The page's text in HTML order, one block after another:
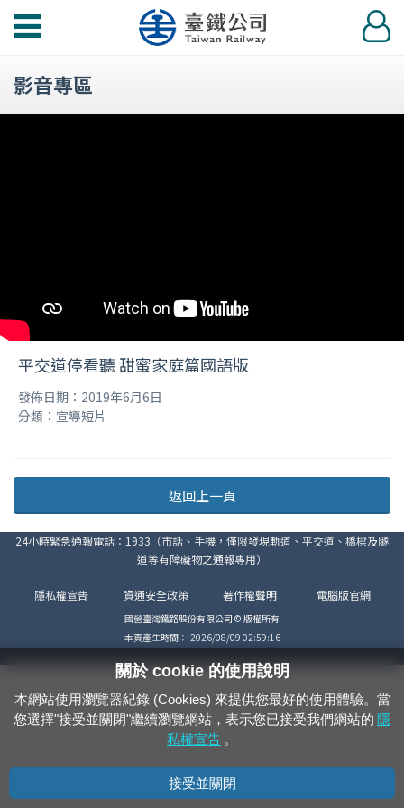
功
選
登
入
影音專區
平交道停看聽 甜蜜家庭篇國語版
發佈日期：2019年6月6日
分類：宣導短片
返回上一頁
24小時緊急通報電話：1933（市話、手機，僅限發現軌道、平交道、橋樑及隧
道等有障礙物之通報專用）
隱私權宣告 資通安全政策 著作權聲明 電腦版官網
國營臺灣鐵路股份有限公司 © 版權所有
本頁產生時間： 2026/08/09 02:59:16
關於 cookie 的使用說明
本網站使用瀏覽器紀錄 (Cookies) 來提供您最好的使用體驗。當
您選擇"接受並關閉"繼續瀏覽網站，表示您已接受我們網站的 隱
私權宣告 。
接受並關閉